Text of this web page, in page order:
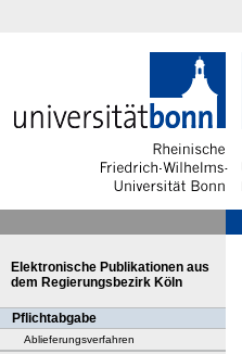
Elektronische Publikationen aus
dem Regierungsbezirk Köln
Pflichtabgabe
Ablieferungsverfahren